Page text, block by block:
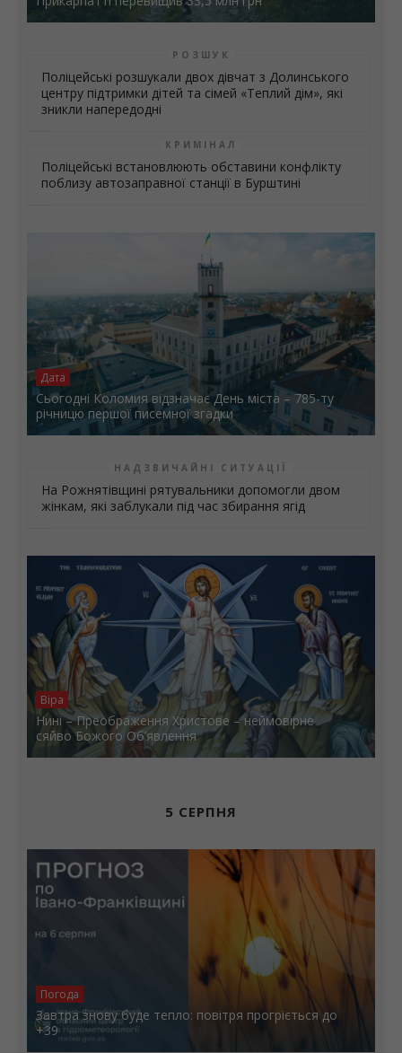
РОЗШУК
Поліцейські розшукали двох дівчат з Долинського
центру підтримки дітей та сімей «Теплий дім», які
зникли напередодні
КРИМІНАЛ
Поліцейські встановлюють обставини конфлікту
поблизу автозаправної станції в Бурштині
Дата
Сьогодні Коломия відзначає День міста – 785-ту
річницю першої писемної згадки
НАДЗВИЧАЙНІ СИТУАЦІЇ
На Рожнятівщині рятувальники допомогли двом
жінкам, які заблукали під час збирання ягід
Віра
Нині – Преображення Христове – неймовірне
сяйво Божого Об’явлення
5 СЕРПНЯ
Погода
Завтра знову буде тепло: повітря прогріється до
+39